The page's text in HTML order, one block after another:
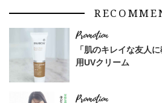
「肌のキレイな友人
用UVクリーム